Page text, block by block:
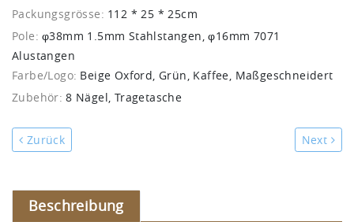
Packungsgrösse: 112 * 25 * 25cm
Pole: φ38mm 1.5mm Stahlstangen, φ16mm 7071
Alustangen
Farbe/Logo: Beige Oxford, Grün, Kaffee, Maßgeschneidert
Zubehör: 8 Nägel, Tragetasche
Zurück Next
Beschreibung